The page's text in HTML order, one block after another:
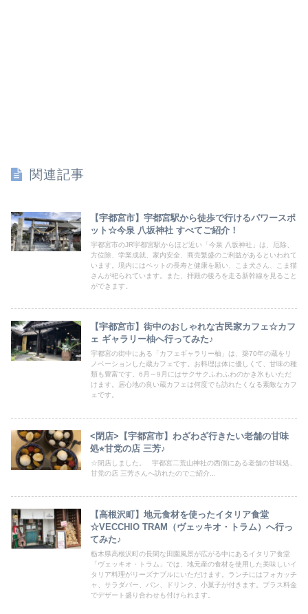
関連記事
【宇都宮市】宇都宮駅から徒歩で行けるパワースポ
ット☆今泉 八坂神社 すべてご紹介！
宇都宮市のJR宇都宮駅からほど近い「今泉 八坂神社」は、厄除、
方位除、学業成就、家内安全、商売繁盛のご利益があるといわれて
います。境内にはペットの長寿と健康を願い、こま犬さん、こま猫
さんが祀られています。また、拝殿の後ろを走る新幹線を見ること
ができます。
【宇都宮市】街中のおしゃれな古民家カフェ☆カフ
ェ ギャラリー柚へ行ってみた♪
宇都宮の街中にある「カフェギャラリー柚」は、築70年の蔵をリ
ノベーションした蔵カフェです。お料理は体に優しくて、甘味の種
類も豊富です。6月～9月にはサクサクふわふわのかき氷もいただ
けます。居心地の良い蔵カフェは何度でも訪れたくなる素敵なカフ
ェです。
<閉店>【宇都宮市】わざわざ行きたい老舗の甘味
処⭐︎甘党の店 三芳♪
☆閉店しました。 宇都宮二荒山神社の西側にある老舗の甘味処、
甘党の店 三芳さんへ訪れたのでご紹介...
【高根沢町】地元食材を使ったイタリア食堂
☆VECCHIO TRAM（ヴェッキオ・トラム）へ行っ
てみた♪
栃木県高根沢町の長閑な田園風景が広がる中にあるイタリア食堂
「ヴェッキオ・トラム」では、地元産の食材を使用した美味しいイ
タリア料理がリーズナブルにいただけます。ランチにはフォカッチ
ャ、サラダバー、パン、ドリンク、小菓子が付きます。プラス料金
でデザート盛り合わせも付けられます。